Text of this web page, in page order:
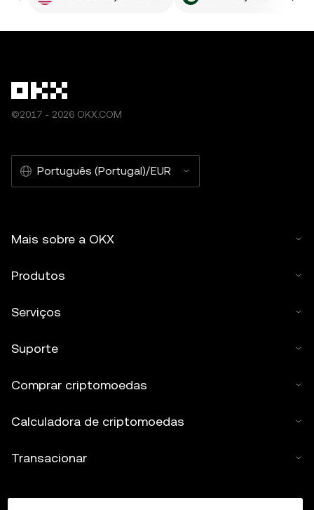
©2017 - 2026 OKX.COM
Português (Portugal)/EUR
Mais sobre a OKX
Produtos
Serviços
Suporte
Comprar criptomoedas
Calculadora de criptomoedas
Transacionar